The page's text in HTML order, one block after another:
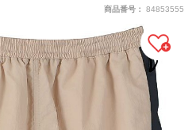
商品番号： 84853555